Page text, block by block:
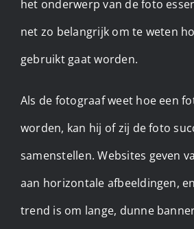
het onderwerp van de foto
net zo belangrijk om te weten
gebruikt gaat worden.
Als de fotograaf weet hoe een
worden, kan hij of zij de foto
samenstellen. Websites geven
aan horizontale afbeeldingen,
trend is om lange, dunne